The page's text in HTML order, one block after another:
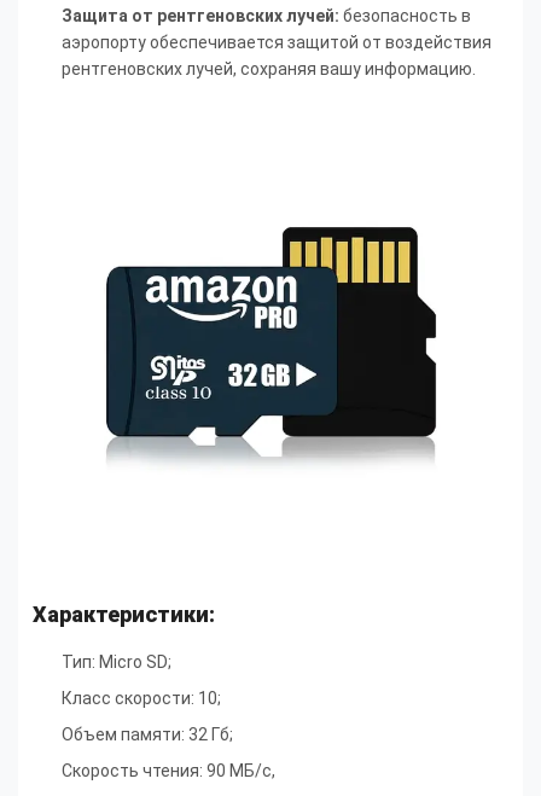
Защита от рентгеновских лучей: безопасность в
аэропорту обеспечивается защитой от воздействия
рентгеновских лучей, сохраняя вашу информацию.
Характеристики:
Тип: Micro SD;
Класс скорости: 10;
Объем памяти: 32 Гб;
Скорость чтения: 90 МБ/с,